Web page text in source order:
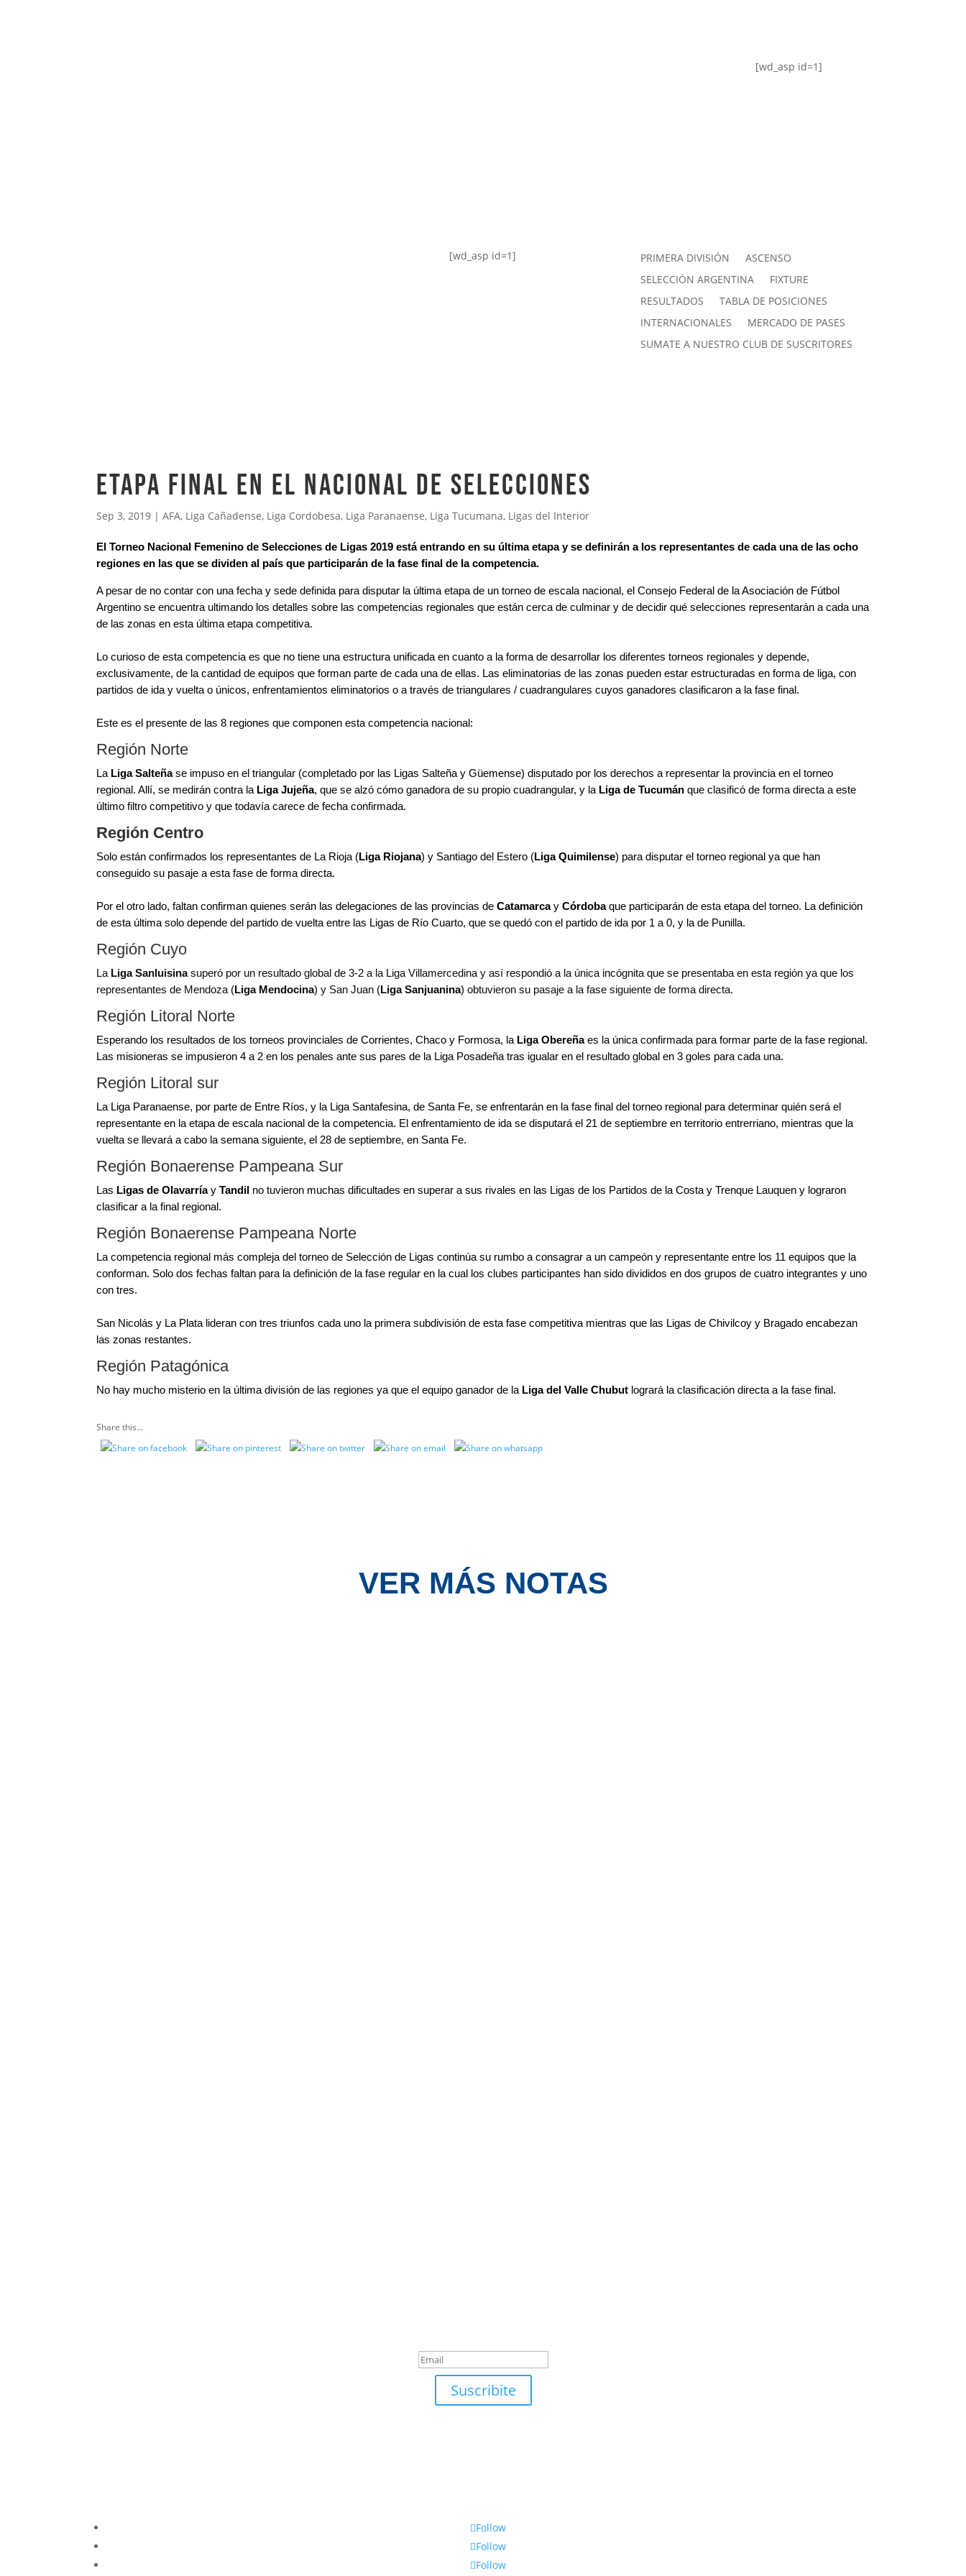
[wd_asp id=1]
[wd_asp id=1] PRIMERA DIVISIÓN
ASCENSO
SELECCIÓN ARGENTINA
FIXTURE
RESULTADOS
TABLA DE POSICIONES
INTERNACIONALES
MERCADO DE PASES
SUMATE A NUESTRO CLUB DE SUSCRITORES
Etapa final en el Nacional de Selecciones
Sep 3, 2019 |AFA, Liga Cañadense, Liga Cordobesa, Liga Paranaense, Liga Tucumana, Ligas del Interior
El Torneo Nacional Femenino de Selecciones de Ligas 2019 está entrando en su última etapa y se definirán a los representantes de cada una de las ocho
regiones en las que se dividen al país que participarán de la fase final de la competencia.
A pesar de no contar con una fecha y sede definida para disputar la última etapa de un torneo de escala nacional, el Consejo Federal de la Asociación de Fútbol
Argentino se encuentra ultimando los detalles sobre las competencias regionales que están cerca de culminar y de decidir qué selecciones representarán a cada una
de las zonas en esta última etapa competitiva.
Lo curioso de esta competencia es que no tiene una estructura unificada en cuanto a la forma de desarrollar los diferentes torneos regionales y depende,
exclusivamente, de la cantidad de equipos que forman parte de cada una de ellas. Las eliminatorias de las zonas pueden estar estructuradas en forma de liga, con
partidos de ida y vuelta o únicos, enfrentamientos eliminatorios o a través de triangulares / cuadrangulares cuyos ganadores clasificaron a la fase final.
Este es el presente de las 8 regiones que componen esta competencia nacional:
Región Norte
La Liga Salteñase impuso en el triangular (completado por las Ligas Salteña y Güemense) disputado por los derechos a representar la provincia en el torneo
regional. Allí, se medirán contra la Liga Jujeña, que se alzó cómo ganadora de su propio cuadrangular, y la Liga de Tucumán que clasificó de forma directa a este
último filtro competitivo y que todavía carece de fecha confirmada.
Región Centro
Solo están confirmados los representantes de La Rioja (Liga Riojana) y Santiago del Estero (Liga Quimilense) para disputar el torneo regional ya que han
conseguido su pasaje a esta fase de forma directa.
Por el otro lado, faltan confirman quienes serán las delegaciones de las provincias deCatamarcay Córdobaque participarán de esta etapa del torneo. La definición
de esta última solo depende del partido de vuelta entre las Ligas de Río Cuarto, que se quedó con el partido de ida por 1 a 0, y la de Punilla.
Región Cuyo
La Liga Sanluisinasuperó por un resultado global de 3-2 a la Liga Villamercedina y así respondió a la única incógnita que se presentaba en esta región ya que los
representantes de Mendoza (Liga Mendocina) y San Juan (Liga Sanjuanina) obtuvieron su pasaje a la fase siguiente de forma directa.
Región Litoral Norte
Esperando los resultados de los torneos provinciales de Corrientes, Chaco y Formosa, la Liga Obereñaes la única confirmada para formar parte de la fase regional.
Las misioneras se impusieron 4 a 2 en los penales ante sus pares de la Liga Posadeña tras igualar en el resultado global en 3 goles para cada una.
Región Litoral sur
La Liga Paranaense, por parte de Entre Ríos, y la Liga Santafesina, de Santa Fe, se enfrentarán en la fase final del torneo regional para determinar quién será el
representante en la etapa de escala nacional de la competencia. El enfrentamiento de ida se disputará el 21 de septiembre en territorio entrerriano, mientras que la
vuelta se llevará a cabo la semana siguiente, el 28 de septiembre, en Santa Fe.
Región Bonaerense Pampeana Sur
Las Ligas de OlavarríayTandil no tuvieron muchas dificultades en superar a sus rivales en las Ligas de los Partidos de la Costa y Trenque Lauquen y lograron
clasificar a la final regional.
Región Bonaerense Pampeana Norte
La competencia regional más compleja del torneo de Selección de Ligas continúa su rumbo a consagrar a un campeón y representante entre los 11 equipos que la
conforman. Solo dos fechas faltan para la definición de la fase regular en la cual los clubes participantes han sido divididos en dos grupos de cuatro integrantes y uno
con tres.
San Nicolás y La Plata lideran con tres triunfos cada uno la primera subdivisión de esta fase competitiva mientras que las Ligas de Chivilcoy y Bragado encabezan
las zonas restantes.
Región Patagónica
No hay mucho misterio en la última división de las regiones ya que el equipo ganador de la Liga del Valle Chubut logrará la clasificación directa a la fase final.
Share this...
VER MÁS NOTAS
Suscribite
Follow
Follow
Follow